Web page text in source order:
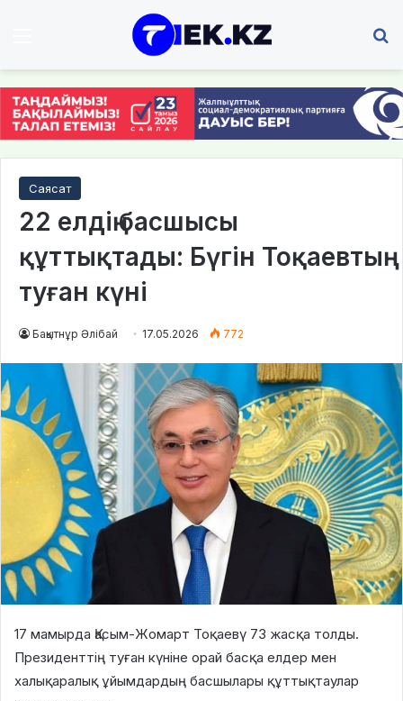
Саясат
22 елдің басшысы
құттықтады: Бүгін Тоқаевтың
туған күні
Бақытнұр Әлібай 17.05.2026 772
17 мамырда Қасым-Жомарт Тоқаевү 73 жасқа толды.
Президенттің туған күніне орай басқа елдер мен
халықаралық ұйымдардың басшылары құттықтаулар